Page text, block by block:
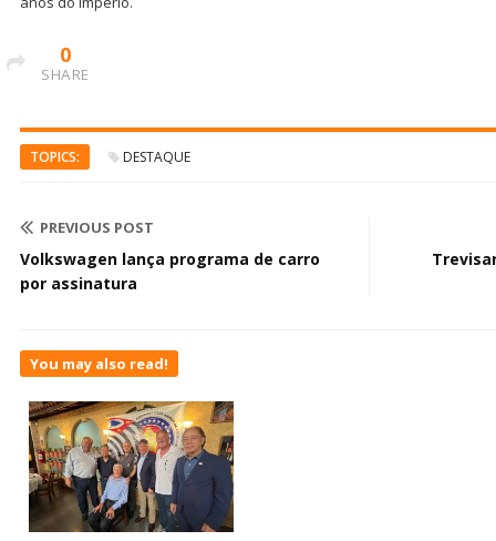
0
SHARE
TOPICS: DESTAQUE
PREVIOUS POST
Volkswagen lança programa de carro
por assinatura
You may also read!